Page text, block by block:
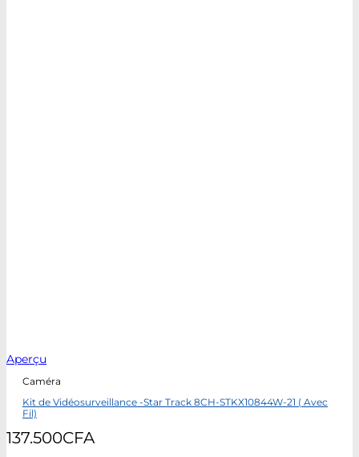
Aperçu
Caméra
Kit de Vidéosurveillance -Star Track 8CH-STKX10844W-21 ( Avec
Fil)
137.500CFA